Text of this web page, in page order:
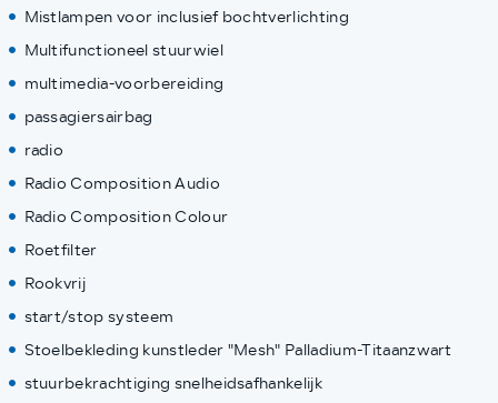
Mistlampen voor inclusief bochtverlichting
Multifunctioneel stuurwiel
multimedia-voorbereiding
passagiersairbag
radio
Radio Composition Audio
Radio Composition Colour
Roetfilter
Rookvrij
start/stop systeem
Stoelbekleding kunstleder "Mesh" Palladium-Titaanzwart
stuurbekrachtiging snelheidsafhankelijk